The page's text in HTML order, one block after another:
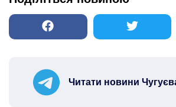
Читати новини